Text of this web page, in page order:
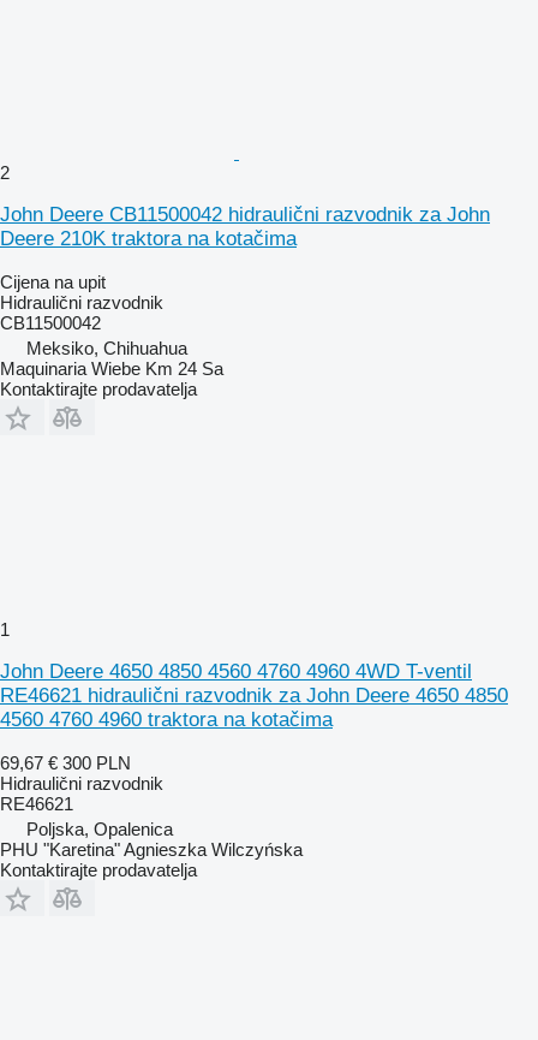
2
John Deere CB11500042 hidraulični razvodnik za John
Deere 210K traktora na kotačima
Cijena na upit
Hidraulični razvodnik
CB11500042
Meksiko, Chihuahua
Maquinaria Wiebe Km 24 Sa
Kontaktirajte prodavatelja
1
John Deere 4650 4850 4560 4760 4960 4WD T-ventil
RE46621 hidraulični razvodnik za John Deere 4650 4850
4560 4760 4960 traktora na kotačima
69,67 € 300 PLN
Hidraulični razvodnik
RE46621
Poljska, Opalenica
PHU "Karetina" Agnieszka Wilczyńska
Kontaktirajte prodavatelja